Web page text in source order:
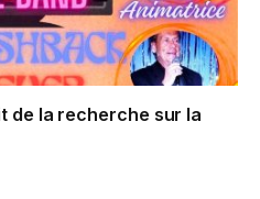
de la recherche sur la